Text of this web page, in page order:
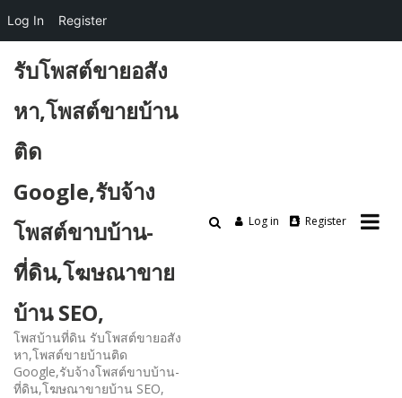
content
รับโพสต์ขายอสัง
หา,โพสต์ขายบ้าน
ติด
Google,รับจ้าง
โพสต์ขาบบ้าน-
ที่ดิน,โฆษณาขาย
บ้าน SEO,
โพสบ้านที่ดิน รับโพสต์ขายอสัง
หา,โพสต์ขายบ้านติด
Google,รับจ้างโพสต์ขาบบ้าน-
ที่ดิน,โฆษณาขายบ้าน SEO,
Log in Register
Log In Register